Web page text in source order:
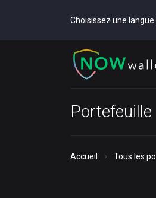
Choisissez une
Accueil Tous les